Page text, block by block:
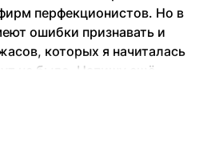
перфекционистов. Но в
ошибки признавать и
которых я начиталась
не было. Напишу ещё
лет в доме